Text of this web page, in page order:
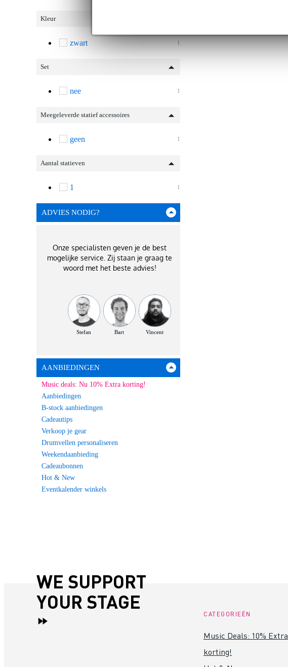
Kleur
1
zwart
Set
1
nee
Meegeleverde statief accessoires
1
geen
Aantal statieven
1
1
ADVIES NODIG?
Onze specialisten geven je de best
mogelijke service. Zij staan je graag te
woord met het beste advies!
Stefan Bart Vincent
AANBIEDINGEN
Music deals: Nu 10% Extra korting!
Aanbiedingen
B-stock aanbiedingen
Cadeautips
Verkoop je gear
Drumvellen personaliseren
Weekendaanbieding
Cadeaubonnen
Hot & New
Eventkalender winkels
WE SUPPORT
YOUR STAGE
CATEGORIEËN
Music Deals: 10% Extra
korting!